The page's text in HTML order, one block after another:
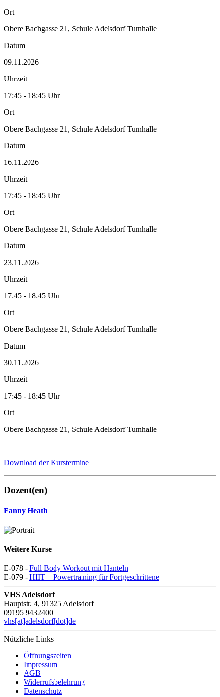
Ort
Obere Bachgasse 21, Schule Adelsdorf Turnhalle
Datum
09.11.2026
Uhrzeit
17:45 - 18:45 Uhr
Ort
Obere Bachgasse 21, Schule Adelsdorf Turnhalle
Datum
16.11.2026
Uhrzeit
17:45 - 18:45 Uhr
Ort
Obere Bachgasse 21, Schule Adelsdorf Turnhalle
Datum
23.11.2026
Uhrzeit
17:45 - 18:45 Uhr
Ort
Obere Bachgasse 21, Schule Adelsdorf Turnhalle
Datum
30.11.2026
Uhrzeit
17:45 - 18:45 Uhr
Ort
Obere Bachgasse 21, Schule Adelsdorf Turnhalle
Download der Kurstermine
Dozent(en)
Fanny Heath
Weitere Kurse
E-078 - Full Body Workout mit Hanteln
E-079 - HIIT – Powertraining für Fortgeschrittene
VHS Adelsdorf
Hauptstr. 4, 91325 Adelsdorf
09195 9432400
vhs[at]adelsdorf[dot]de
Nützliche Links
Öffnungszeiten
Impressum
AGB
Widerrufsbelehrung
Datenschutz